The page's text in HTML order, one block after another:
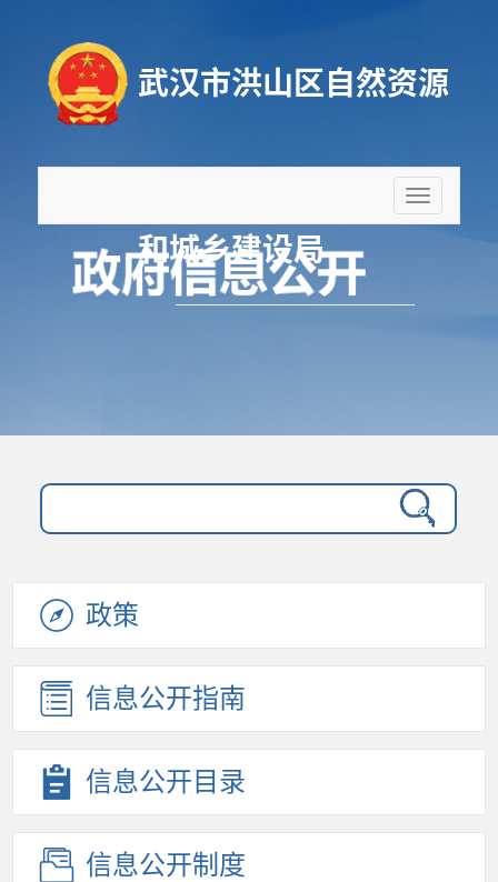
武汉市洪山区自然资源
和城乡建设局
折
叠
政策
信息公开指南
信息公开 目录
信息公开制度